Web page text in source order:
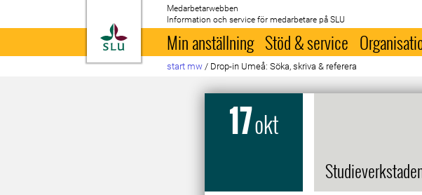
Till startsida
Medarbetarwebben
Information och service för medarbetare på SLU
Min anställning Stöd & service
start mw / Drop-in Umeå: Söka, skriva & referera
17okt